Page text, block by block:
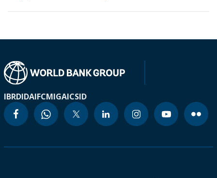
IBRDIDAIFCMIGAICSID